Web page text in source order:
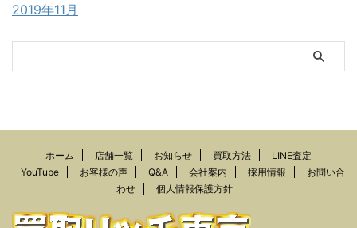
2019年11月
ホーム 店舗一覧 お知らせ 買取方法
LINE査定
YouTube
お客様の声 Q&A 会社案内 採用情報
お問い合
わせ
個人情報保護方針